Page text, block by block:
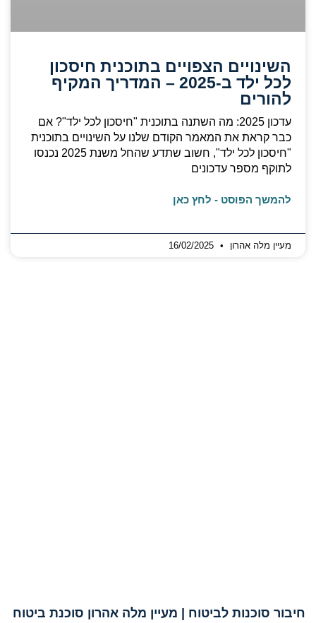
השינויים הצפויים בתוכנית חיסכון
לכל ילד ב-2025 – המדריך המקיף
להורים
עדכון 2025: מה השתנה בתוכנית "חיסכון לכל ילד"? אם
כבר קראת את המאמר הקודם שלנו על השינויים בתוכנית
"חיסכון לכל ילד", חשוב שתדע שהחל משנת 2025 נכנסו
לתוקף מספר עדכונים
להמשך הפוסט - לחץ כאן
מעיין מלה אהרון
חיבור סוכנות לביטוח | מעיין מלה אהרון סוכנת ביטוח